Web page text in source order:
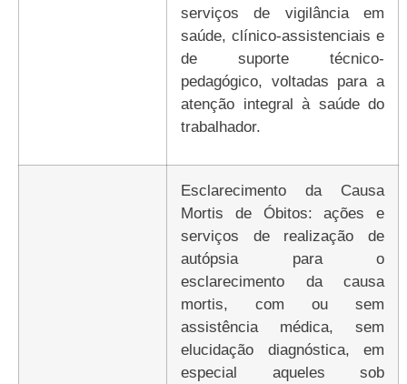
serviços de vigilância em
saúde, clínico-assistenciais e
de suporte técnico-
pedagógico, voltadas para a
atenção integral à saúde do
trabalhador.
Esclarecimento da Causa
Mortis de Óbitos: ações e
serviços de realização de
autópsia para o
esclarecimento da causa
mortis, com ou sem
assistência médica, sem
elucidação diagnóstica, em
especial aqueles sob